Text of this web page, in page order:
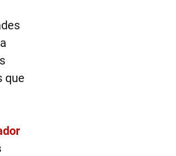
que